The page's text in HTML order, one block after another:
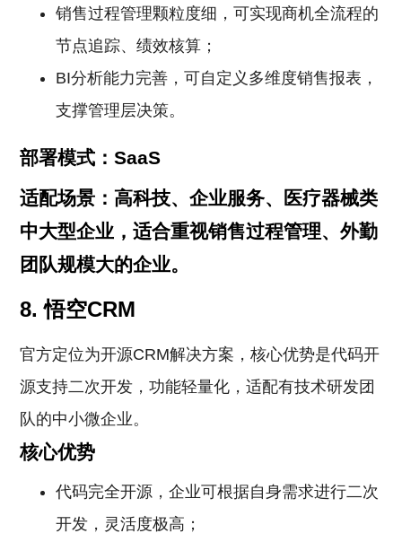
销售过程管理颗粒度细，可实现商机全流程的
节点追踪、绩效核算；
BI分析能力完善，可自定义多维度销售报表，
支撑管理层决策。
部署模式：SaaS
适配场景：高科技、企业服务、医疗器械类
中大型企业，适合重视销售过程管理、外勤
团队规模大的企业。
8. 悟空CRM
官方定位为开源CRM解决方案，核心优势是代码开
源支持二次开发，功能轻量化，适配有技术研发团
队的中小微企业。
核心优势
代码完全开源，企业可根据自身需求进行二次
开发，灵活度极高；